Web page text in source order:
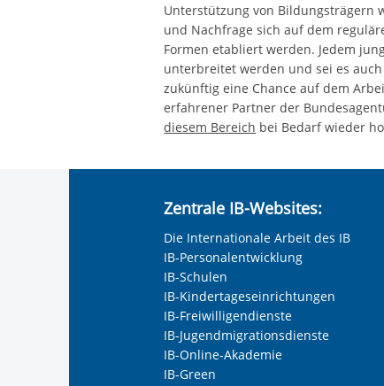
Unterstützung von Bildungsträgern
und Nachfrage sich auf dem
Formen etabliert werden. Jedem
unterbreitet werden und sei es
zukünftig eine Chance auf dem
erfahrener Partner der
diesem Bereich bei Bedarf wieder
Zentrale IB-Websites:
Die Internationale Arbeit des IB
IB-Personalentwicklung
IB-Schulen
IB-Kindertageseinrichtungen
IB-Freiwilligendienste
IB-Jugendmigrationsdienste
IB-Online-Akademie
IB-Green